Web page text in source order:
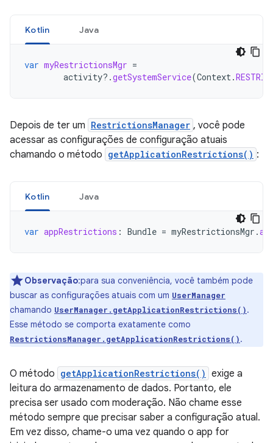
Kotlin Java
var myRestrictionsMgr =
activity?.getSystemService(Context.
Depois de ter um RestrictionsManager , você pode
acessar as configurações de configuração atuais
chamando o método getApplicationRestrictions() :
Kotlin Java
var appRestrictions : Bundle = myRestrictionsMgr .
Observação:para sua conveniência, você também pode
buscar as configurações atuais com um UserManager
chamando UserManager.getApplicationRestrictions().
Esse método se comporta exatamente como
RestrictionsManager.getApplicationRestrictions().
O método getApplicationRestrictions() exige a
leitura do armazenamento de dados. Portanto, ele
precisa ser usado com moderação. Não chame esse
método sempre que precisar saber a configuração atual.
Em vez disso, chame-o uma vez quando o app for